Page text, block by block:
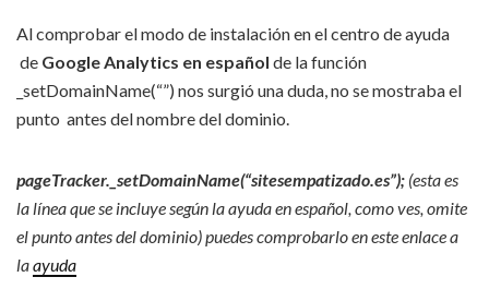
Al comprobar el modo de instalación en el centro de ayuda
de Google Analytics en español de la función
_setDomainName(“”) nos surgió una duda, no se mostraba el
punto antes del nombre del dominio.
pageTracker._setDomainName(“sitesempatizado.es”); (esta es
la línea que se incluye según la ayuda en español, como ves, omite
el punto antes del dominio) puedes comprobarlo en este enlace a
laayuda